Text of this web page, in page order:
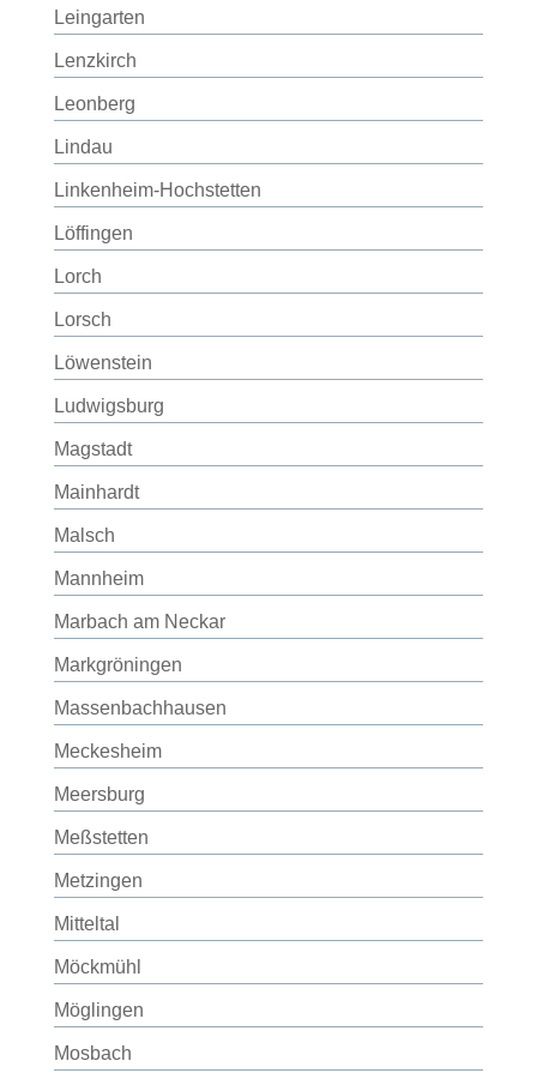
Leingarten
Lenzkirch
Leonberg
Lindau
Linkenheim-Hochstetten
Löffingen
Lorch
Lorsch
Löwenstein
Ludwigsburg
Magstadt
Mainhardt
Malsch
Mannheim
Marbach am Neckar
Markgröningen
Massenbachhausen
Meckesheim
Meersburg
Meßstetten
Metzingen
Mitteltal
Möckmühl
Möglingen
Mosbach